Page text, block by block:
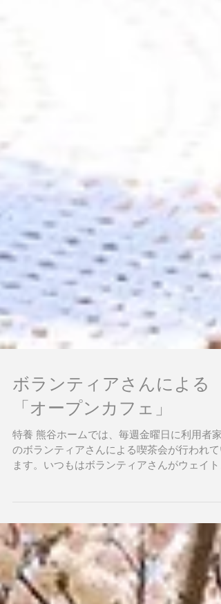
ボランティアさんによる
のボランティアさんによる喫茶会が行われて
ます。いつもはボランティアさんがウェイト
スになって、コーヒー・紅茶・カルピスなど
を、各ユニットに回りお好みの物を聞きなが
入れてくれます。...